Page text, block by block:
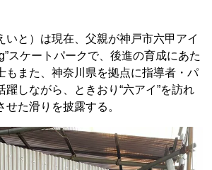
と）は現在、父親が神戸市六甲アイ
スケートパークで、後進の育成にあた
もまた、神奈川県を拠点に指導者・パ
躍しながら、ときおり“六アイ”を訪れ
た滑りを披露する。